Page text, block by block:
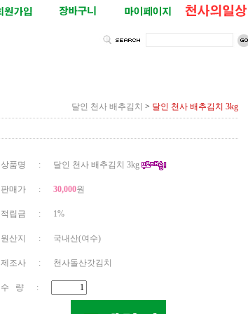
달인 천사 배추김치 > 달인 천사 배추김치 3kg
상품명 : 달인 천사 배추김치 3kg
판매가 : 30,000원
적립금 : 1%
원산지 : 국내산(여수)
제조사 : 천사돌산갓김치
수 량 :